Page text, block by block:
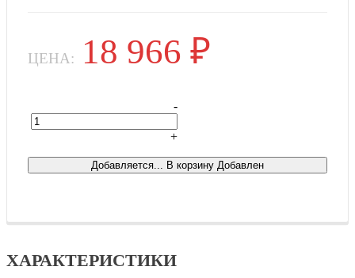
ЦЕНА: 18 966₽
-
+
Добавляется... В корзину Добавлен
ХАРАКТЕРИСТИКИ